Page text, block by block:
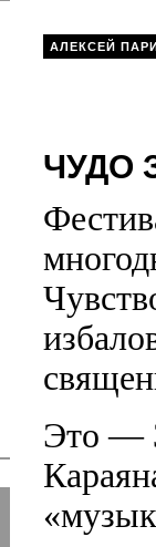
АЛЕКСЕЙ
ЧУДО
Это —